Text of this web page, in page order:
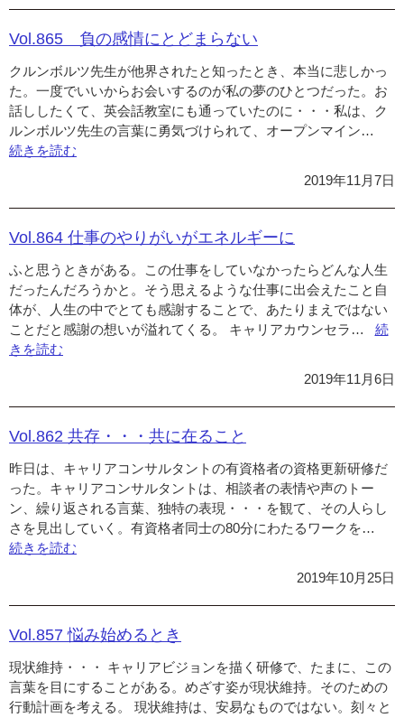
な
の
出
会
い”の
Vol.865 負の感情にとどまらない
クルンボルツ先生が他界されたと知ったとき、本当に悲しかっ
た。一度でいいからお会いするのが私の夢のひとつだった。お
話ししたくて、英会話教室にも通っていたのに・・・私は、ク
ルンボルツ先生の言葉に勇気づけられて、オープンマイン…
感
情
ど
ま
ら
な
続きを読む
2019年11月7日
Vol.864 仕事のやりがいがエネルギーに
ふと思うときがある。この仕事をしていなかったらどんな人生
だったんだろうかと。そう思えるような仕事に出会えたこと自
体が、人生の中でとても感謝することで、あたりまえではない
ことだと感謝の想いが溢れてくる。 キャリアカウンセラ…
の
や
い
エ
ー
に”
続
きを読む
2019年11月6日
Vol.862 共存・・・共に在ること
昨日は、キャリアコンサルタントの有資格者の資格更新研修だ
った。キャリアコンサルタントは、相談者の表情や声のトー
ン、繰り返される言葉、独特の表現・・・を観て、その人らし
さを見出していく。有資格者同士の80分にわたるワークを…
共
に
こ
と”
続きを読む
2019年10月25日
Vol.857 悩み始めるとき
現状維持・・・ キャリアビジョンを描く研修で、たまに、この
言葉を目にすることがある。めざす姿が現状維持。そのための
行動計画を考える。 現状維持は、安易なものではない。刻々と